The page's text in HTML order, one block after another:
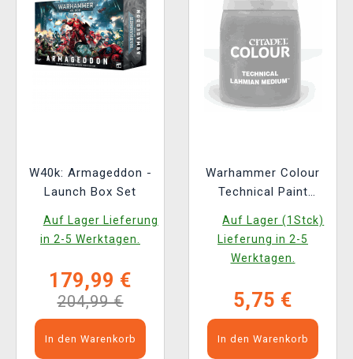
W40k: Armageddon -
Launch Box Set
Auf Lager Lieferung
in 2-5 Werktagen.
179,99 €
204,99 €
In den Warenkorb
Warhammer Colour
Technical Paint
texturierte Farbe
Auf Lager (1Stck)
Lieferung in 2-5
Werktagen.
5,75 €
In den Warenkorb